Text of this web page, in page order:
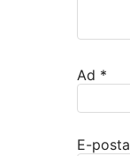
Ad *
E-posta